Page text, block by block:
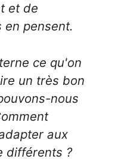
et de
en pensent.
ce qu'on
un très bon
nous
aux
différents ?